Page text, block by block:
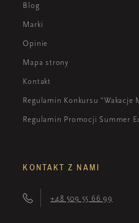
Blog
Marki
Opinie
Mapa strony
Kontakt
Regulamin Konkursu "Wakacje
Regulamin Promocji Summer
KONTAKT Z NAMI
+48 509 55 66 99